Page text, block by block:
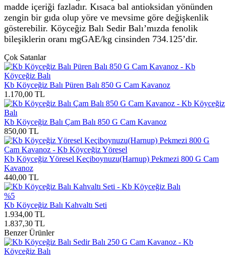
madde içeriği fazladır. Kısaca bal antioksidan yönünden
zengin bir gıda olup yöre ve mevsime göre değişkenlik
gösterebilir. Köyceğiz Balı Sedir Balı’mızda fenolik
bileşiklerin oranı mgGAE/kg cinsinden 734.125’dir.
Çok Satanlar
Kb Köyceğiz Balı Püren Balı 850 G Cam Kavanoz
1.170,00 TL
Kb Köyceğiz Balı Çam Balı 850 G Cam Kavanoz
850,00 TL
Kb Köyceğiz Yöresel Keçiboynuzu(Harnup) Pekmezi 800 G Cam
Kavanoz
440,00 TL
%5
Kb Köyceğiz Balı Kahvaltı Seti
1.934,00 TL
1.837,30 TL
Benzer Ürünler